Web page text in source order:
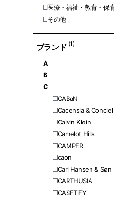
医療・福祉・教育・保
その他
ブランド (1)
A
B
C
CABaN
Cadensia & Conciel
Calvin Klein
Camelot Hills
CAMPER
caon
Carl Hansen & Søn
CARTHUSIA
CASETiFY